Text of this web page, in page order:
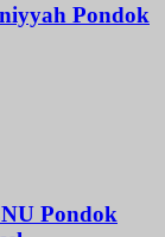
Pondok
Pondok